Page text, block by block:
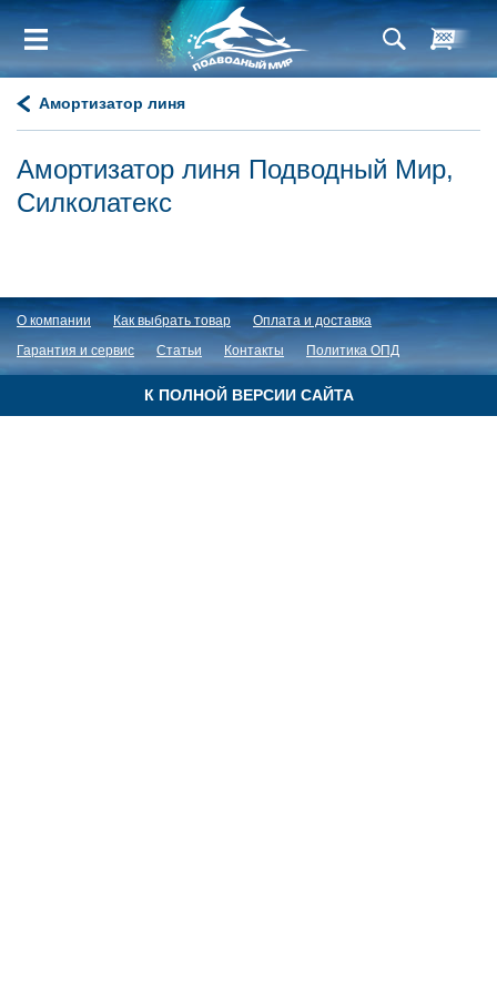
Амортизатор линя
Амортизатор линя Подводный Мир,
Силколатекс
О компании Как выбрать товар
Оплата и доставка
Гарантия и сервис
Статьи Контакты Политика ОПД
К ПОЛНОЙ ВЕРСИИ САЙТА